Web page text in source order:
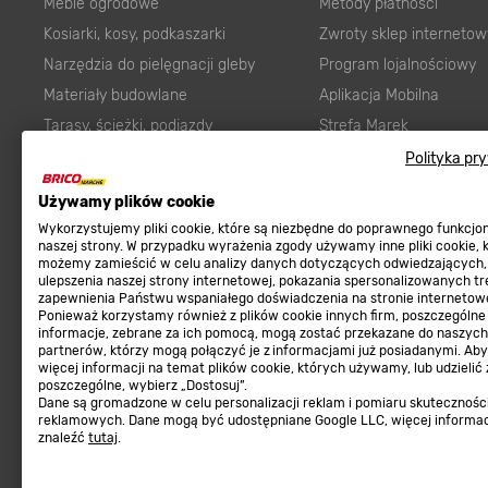
Polityka
Używamy plików cookie
Wykorzystujemy pliki cookie, które są niezbędne do poprawnego
naszej strony. W przypadku wyrażenia zgody używamy inne pliki cookie,
możemy zamieścić w celu analizy danych dotyczących odwiedzających,
ulepszenia naszej strony internetowej, pokazania spersonalizowanych
zapewnienia Państwu wspaniałego doświadczenia na stronie
Ponieważ korzystamy również z plików cookie innych firm, poszczególne
informacje, zebrane za ich pomocą, mogą zostać przekazane do naszych
partnerów, którzy mogą połączyć je z informacjami już posiadanymi.
więcej informacji na temat plików cookie, których używamy, lub udzielić
poszczególne, wybierz „Dostosuj”.
Dane są gromadzone w celu personalizacji reklam i pomiaru
reklamowych. Dane mogą być udostępniane Google LLC, więcej
znaleźć tutaj.
Kosiarki, kosy, podkaszarki
Narzędzia do pielęgnacji gleby
Materiały budowlane
Tarasy, ścieżki, podjazdy
Karma dla psa
Farby wewnętrzne białe
Elektryka
Panele
Elektronarzędzia
Płytki
Panele podłogowe
Płyty OSB/HDF
Zwroty sklep
Program lojalnościowy
Aplikacja Mobilna
Strefa Marek
zgodności towaru z
Program Brico PRO
Regulaminy
Regulaminy
Polityka prywatności